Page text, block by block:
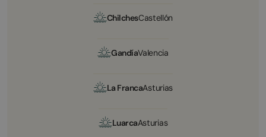
ChilchesCastellón
GandíaValencia
La FrancaAsturias
LuarcaAsturias